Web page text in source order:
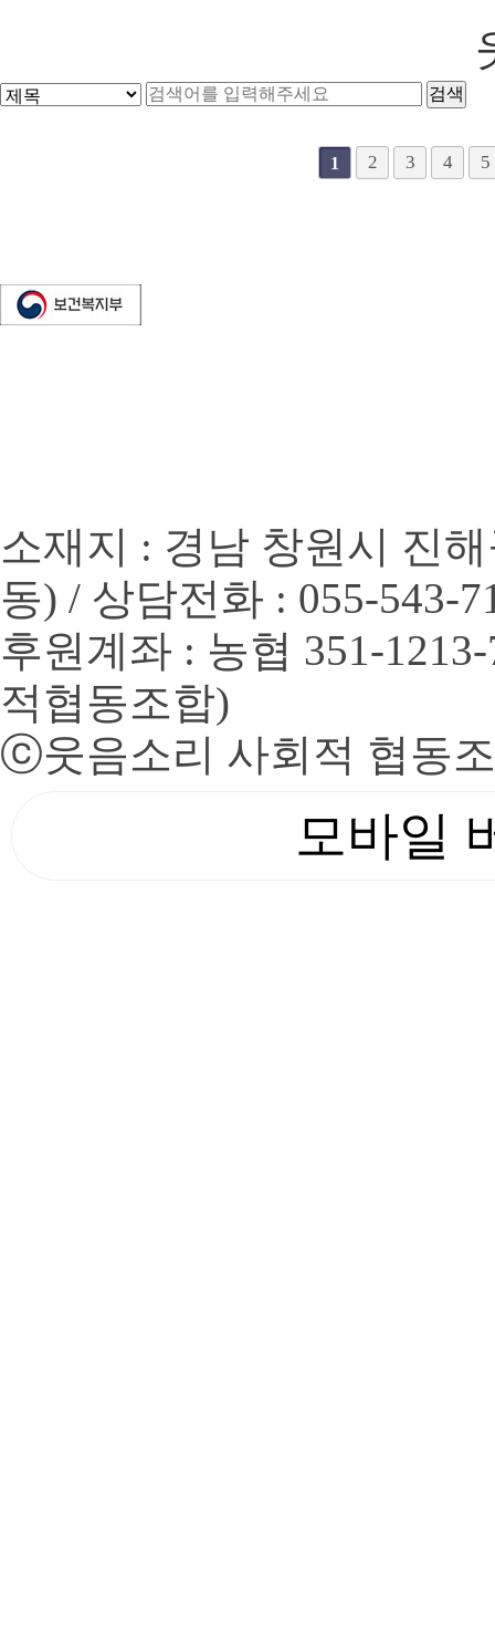
1 2 3 4 5
소재지 : 경남 창원시 진
동) / 상담전화 : 055-543-
후원계좌 : 농협 351-
적협동조합)
ⓒ웃음소리 사회적 협동
모바일